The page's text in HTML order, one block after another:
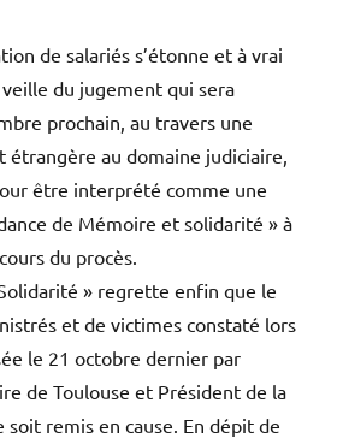
de salariés s’étonne et à vrai
veille du jugement qui sera
prochain, au travers une
au domaine judiciaire,
être interprété comme une
de Mémoire et solidarité » à
du procès.
» regrette enfin que le
et de victimes constaté lors
le 21 octobre dernier par
de Toulouse et Président de la
remis en cause. En dépit de